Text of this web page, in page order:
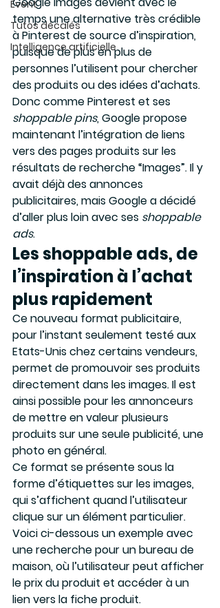
Event
Tutos décalés
Intelligence artificielle
temps une alternative très crédible
à Pinterest de source d’inspiration,
puisque de plus en plus de
personnes l’utilisent pour chercher
des produits ou des idées d’achats.
Donc comme Pinterest et ses
shoppable pins, Google propose
maintenant l’intégration de liens
vers des pages produits sur les
résultats de recherche “Images”. Il y
avait déjà des annonces
publicitaires, mais Google a décidé
d’aller plus loin avec ses shoppable
ads.
Les shoppable ads, de
l’inspiration à l’achat
plus rapidement
Ce nouveau format publicitaire,
pour l’instant seulement testé aux
Etats-Unis chez certains vendeurs,
permet de promouvoir ses produits
directement dans les images. Il est
ainsi possible pour les annonceurs
de mettre en valeur plusieurs
produits sur une seule publicité, une
photo en général.
Ce format se présente sous la
forme d’étiquettes sur les images,
qui s’affichent quand l’utilisateur
clique sur un élément particulier.
Voici ci-dessous un exemple avec
une recherche pour un bureau de
maison, où l’utilisateur peut afficher
le prix du produit et accéder à un
lien vers la fiche produit.